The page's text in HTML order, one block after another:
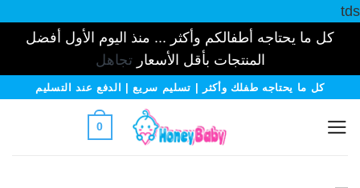
tds
كل ما يحتاجه أطفالكم وأكثر ... منذ اليوم الأول أفضل
المنتجات بأقل الأسعارتجاهل
تخطيكل ما يحتاجه طفلك وأكثر | تسليم سريع | الدفع عند التسليم
0